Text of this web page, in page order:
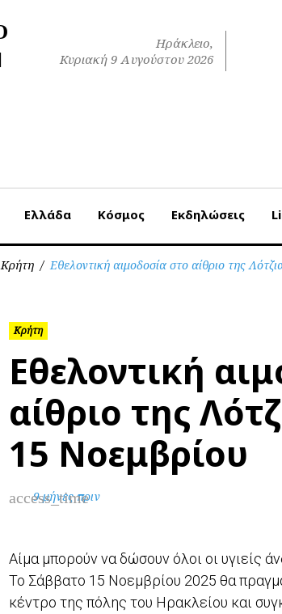
Ηράκλειο,
Κυριακή 9 Αυγούστου 2026
Ελλάδα Κόσμος Εκδηλώσεις
Κρήτη / Εθελοντική αιμοδοσία στο αίθριο της
Κρήτη
Εθελοντική
αίθριο της
15 Νοεμβρίου
access_time
9 μήνες πριν
Αίμα μπορούν να δώσουν όλοι οι υγιείς
Το Σάββατο 15 Νοεμβρίου 2025 θα
κέντρο της πόλης του Ηρακλείου και